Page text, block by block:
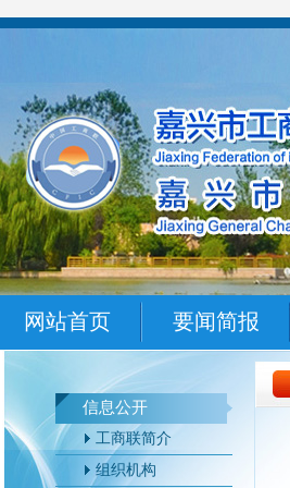
网站首页 要闻简报
信息公开
工商联简介
组织机构